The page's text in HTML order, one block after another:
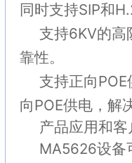
同时支持SIP和
支持6KV的高
靠性。
支持正向POE
向POE供电，解
产品应用和
MA5626设备